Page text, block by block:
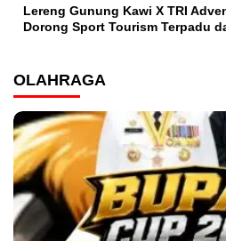
Lereng Gunung Kawi X TRI
Dorong Sport Tourism Terpadu
OLAHRAGA